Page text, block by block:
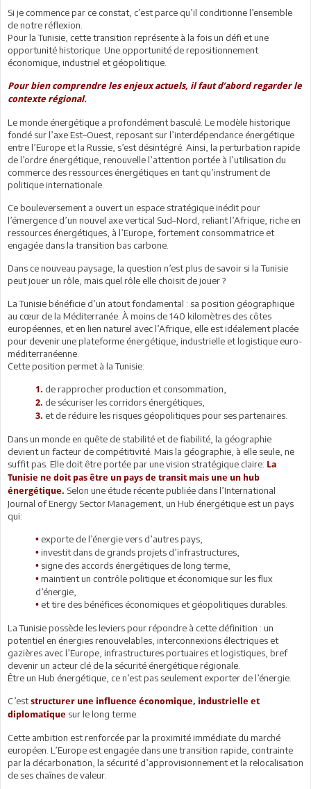
Si je commence par ce constat, c’est parce qu’il conditionne l’ensemble
de notre réflexion.
Pour la Tunisie, cette transition représente à la fois un défi et une
opportunité historique. Une opportunité de repositionnement
économique, industriel et géopolitique.
Pour bien comprendre les enjeux actuels, il faut d’abord regarder le
contexte régional.
Le monde énergétique a profondément basculé. Le modèle historique
fondé sur l’axe Est–Ouest, reposant sur l’interdépendance énergétique
entre l’Europe et la Russie, s’est désintégré. Ainsi, la perturbation rapide
de l’ordre énergétique, renouvelle l’attention portée à l’utilisation du
commerce des ressources énergétiques en tant qu’instrument de
politique internationale.
Ce bouleversement a ouvert un espace stratégique inédit pour
l’émergence d’un nouvel axe vertical Sud–Nord, reliant l’Afrique, riche en
ressources énergétiques, à l’Europe, fortement consommatrice et
engagée dans la transition bas carbone.
Dans ce nouveau paysage, la question n’est plus de savoir si la Tunisie
peut jouer un rôle, mais quel rôle elle choisit de jouer ?
La Tunisie bénéficie d’un atout fondamental : sa position géographique
au cœur de la Méditerranée. À moins de 140 kilomètres des côtes
européennes, et en lien naturel avec l’Afrique, elle est idéalement placée
pour devenir une plateforme énergétique, industrielle et logistique euro-
méditerranéenne.
Cette position permet à la Tunisie:
1. de rapprocher production et consommation,
2. de sécuriser les corridors énergétiques,
3. et de réduire les risques géopolitiques pour ses partenaires.
Dans un monde en quête de stabilité et de fiabilité, la géographie
devient un facteur de compétitivité. Mais la géographie, à elle seule, ne
suffit pas. Elle doit être portée par une vision stratégique claire: La
Tunisie ne doit pas être un pays de transit mais une un hub
énergétique. Selon une étude récente publiée dans l’International
Journal of Energy Sector Management, un Hub énergétique est un pays
qui:
• exporte de l’énergie vers d’autres pays,
• investit dans de grands projets d’infrastructures,
• signe des accords énergétiques de long terme,
• maintient un contrôle politique et économique sur les flux
d’énergie,
• et tire des bénéfices économiques et géopolitiques durables.
La Tunisie possède les leviers pour répondre à cette définition : un
potentiel en énergies renouvelables, interconnexions électriques et
gazières avec l’Europe, infrastructures portuaires et logistiques, bref
devenir un acteur clé de la sécurité énergétique régionale.
Être un Hub énergétique, ce n’est pas seulement exporter de l’énergie.
C’eststructurer une influence économique, industrielle et
diplomatique sur le long terme.
Cette ambition est renforcée par la proximité immédiate du marché
européen. L’Europe est engagée dans une transition rapide, contrainte
par la décarbonation, la sécurité d’approvisionnement et la relocalisation
de ses chaînes de valeur.